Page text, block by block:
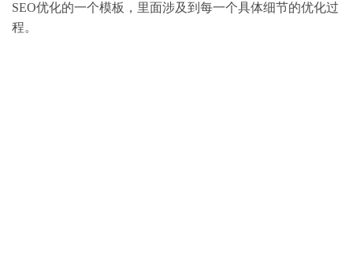
SEO优化的一个模板，里面涉及到每一个具体细节的优化过
程。